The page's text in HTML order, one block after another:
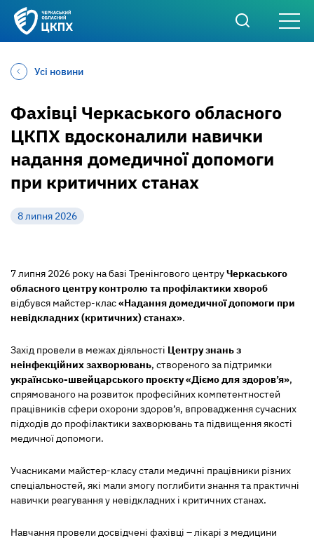
Усі новини
Фахівці Черкаського обласного
ЦКПХ вдосконалили навички
надання домедичної допомоги
при критичних станах
8 липня 2026
7 липня 2026 року на базі Тренінгового центруЧеркаського
обласного центру контролю та профілактики хвороб
відбувся майстер-клас«Надання домедичної допомоги при
невідкладних (критичних) станах».
Захід провели в межах діяльності Центру знань з
неінфекційних захворювань, створеного за підтримки
українсько-швейцарського проєкту «Діємо для здоров’я»,
спрямованого на розвиток професійних компетентностей
працівників сфери охорони здоров’я, впровадження сучасних
підходів до профілактики захворювань та підвищення якості
медичної допомоги.
Учасниками майстер-класу стали медичні працівники різних
спеціальностей, які мали змогу поглибити знання та практичні
навички реагування у невідкладних і критичних станах.
Навчання провели досвідчені фахівці – лікарі з медицини